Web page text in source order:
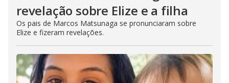
revelação sobre Elize e a filha
Os pais de Marcos Matsunaga se pronunciaram sobre
Elize e fizeram revelações.